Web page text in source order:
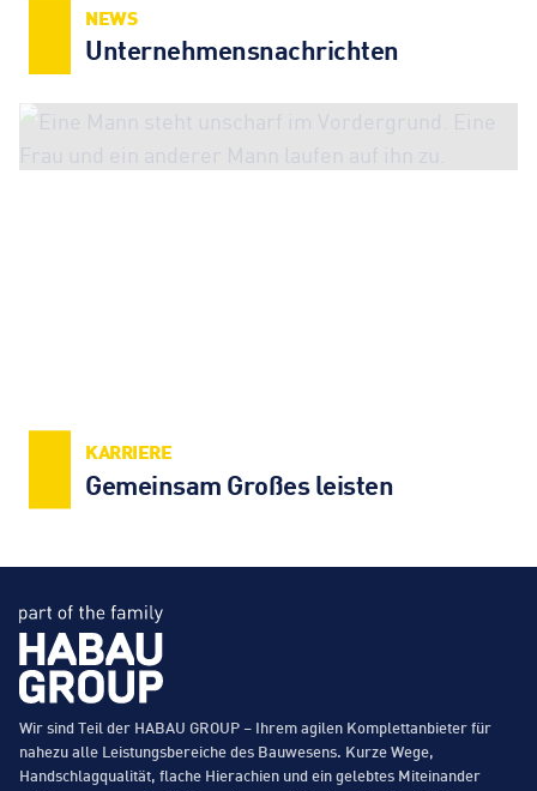
NEWS
Unternehmens­nachrichten
KARRIERE
Gemeinsam Großes leisten
Wir sind Teil der HABAU GROUP – Ihrem agilen Komplettanbieter für
nahezu alle Leistungsbereiche des Bauwesens. Kurze Wege,
Handschlagqualität, flache Hierachien und ein gelebtes Miteinander